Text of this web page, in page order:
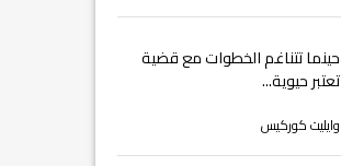
حينما تتناغم الخطوات مع قضية
تعتبر حيوية...
وايليت كوركيس